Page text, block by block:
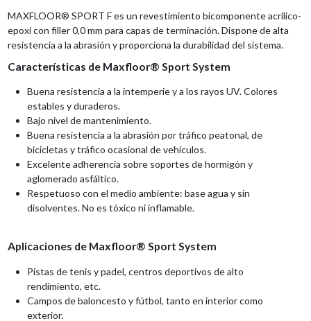
MAXFLOOR® SPORT F es un revestimiento bicomponente acrílico-
epoxi con filler 0,0 mm para capas de terminación. Dispone de alta
resistencia a la abrasión y proporciona la durabilidad del sistema.
Características de Maxfloor® Sport System
Buena resistencia a la intemperie y a los rayos UV. Colores
estables y duraderos.
Bajo nivel de mantenimiento.
Buena resistencia a la abrasión por tráfico peatonal, de
bicicletas y tráfico ocasional de vehículos.
Excelente adherencia sobre soportes de hormigón y
aglomerado asfáltico.
Respetuoso con el medio ambiente: base agua y sin
disolventes. No es tóxico ni inflamable.
Aplicaciones de Maxfloor® Sport System
Pistas de tenis y padel, centros deportivos de alto
rendimiento, etc.
Campos de baloncesto y fútbol, tanto en interior como
exterior.